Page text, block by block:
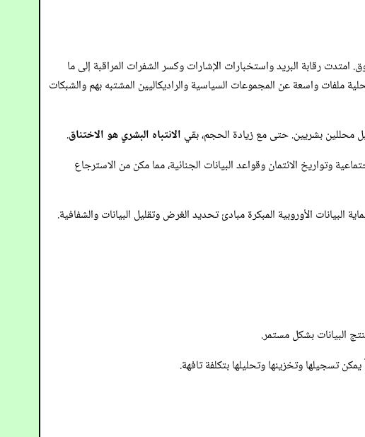
رقابة البريد واستخبارات الإشارات وكسر الشفرات المراقبة إلى ما
واسعة عن المجموعات السياسية والراديكاليين المشتبه بهم والشبكات
محللين بشريين. حتى مع زيادة الحجم، بقي الانتباه البشري هو الاختناق.
وتواريخ الائتمان وقواعد البيانات الجنائية، مما مكن من الاسترجاع
بشأن “بنوك البيانات” المركزية ردوداً قانونية. أدخل قانون الخصوصية الأمريكي لعام 1974 وقوانين حماية البيانات الأوروبية المبكرة مبادئ تحديد الغرض وتقليل البيانات والشفافية.
البيانات بشكل مستمر.
تسجيلها وتخزينها وتحليلها بتكلفة تافهة.